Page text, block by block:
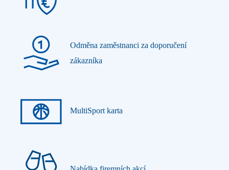
Odměna zaměstnanci za doporučení
zákazníka
MultiSport karta